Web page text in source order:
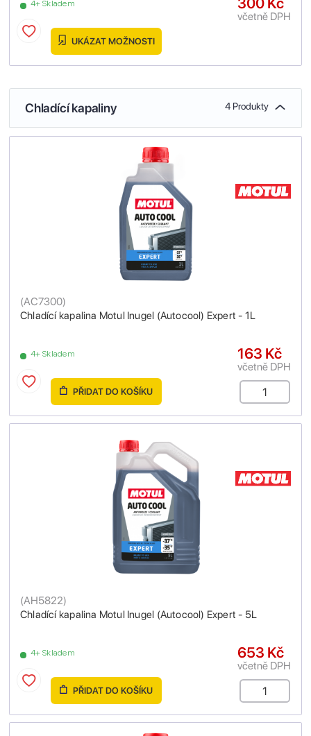
4+ Skladem
včetně DPH
UKÁZAT MOŽNOSTI
Chladící kapaliny 4 Produkty
Chladící kapalina Motul Inugel (Autocool) Expert - 1L
(AC7300)
4+ Skladem 163 Kč
včetně DPH
PŘIDAT DO KOŠÍKU
Chladící kapalina Motul Inugel (Autocool) Expert - 5L
(AH5822)
4+ Skladem 653 Kč
včetně DPH
PŘIDAT DO KOŠÍKU